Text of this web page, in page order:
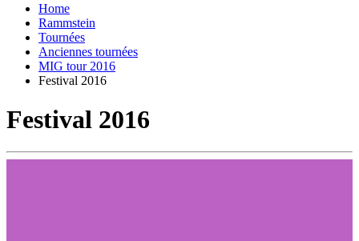
Home
Rammstein
Tournées
Anciennes tournées
MIG tour 2016
Festival 2016
Festival 2016